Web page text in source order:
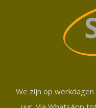
We zijn op